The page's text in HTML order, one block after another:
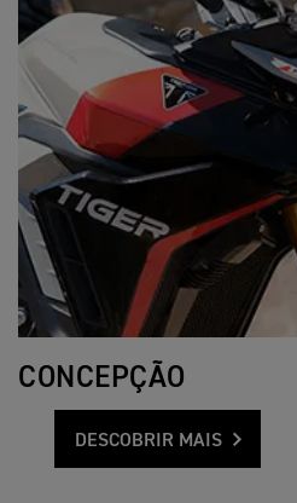
CONCEPÇÃO
DESCOBRIR MAIS